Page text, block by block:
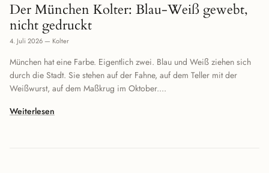
Der München Kolter: Blau-Weiß gewebt,
nicht gedruckt
4. Juli 2026— Kolter
München hat eine Farbe. Eigentlich zwei. Blau und Weiß ziehen sich
durch die Stadt. Sie stehen auf der Fahne, auf dem Teller mit der
Weißwurst, auf dem Maßkrug im Oktober....
Weiterlesen